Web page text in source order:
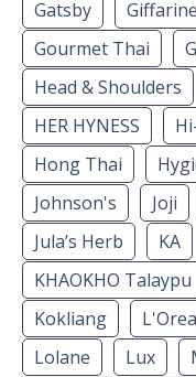
Gatsby Giffarine
Gourmet Thai
Head & Shoulders
HER HYNESS
Hong Thai
Johnson's
Joji
Jula’s Herb
KA
KHAOKHO Talaypu
Kokliang
Lolane
Lux